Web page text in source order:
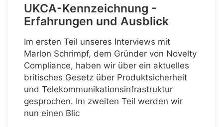
UKCA-Kennzeichnung -
Erfahrungen und Ausblick
Im ersten Teil unseres Interviews mit
Marlon Schrimpf, dem Gründer von Novelty
Compliance, haben wir über ein aktuelles
britisches Gesetz über Produktsicherheit
und Telekommunikationsinfrastruktur
gesprochen. Im zweiten Teil werden wir
nun einen Blic